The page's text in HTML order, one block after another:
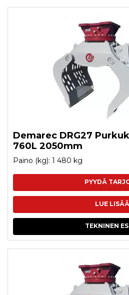
Demarec DRG27
760L 2050mm
Paino (kg): 1 480 kg
PYYDÄ
LUE LISÄÄ
TEKNINEN